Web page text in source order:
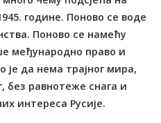
године. Поново се воде
Поново се намећу
међународно право и
је да нема трајног мира,
без равнотеже снага и
интереса Русије.